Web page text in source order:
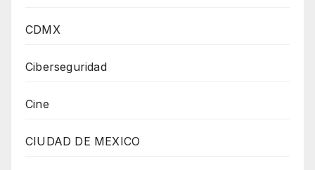
CDMX
Ciberseguridad
Cine
CIUDAD DE MEXICO